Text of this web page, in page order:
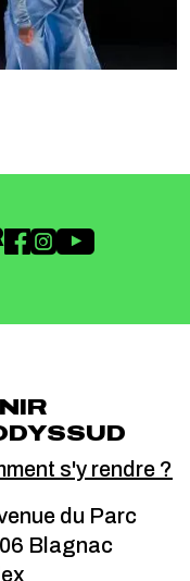
s'y rendre ?
du Parc
Blagnac